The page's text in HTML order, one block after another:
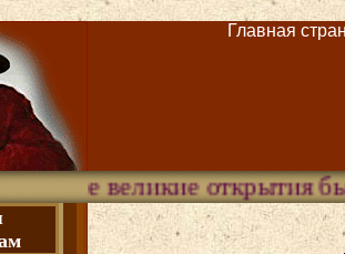
Главная
открытия были сделаны